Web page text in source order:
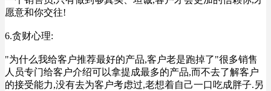
愿意和你交往!
6.贪财心理:
"为什么我给客户推荐最好的产品,客户老是跑掉了"很多销售
人员专门给客户介绍可以拿提成最多的产品,而不去了解客户
的接受能力,没有去为客户考虑过,老想着自己一口吃成胖子.另